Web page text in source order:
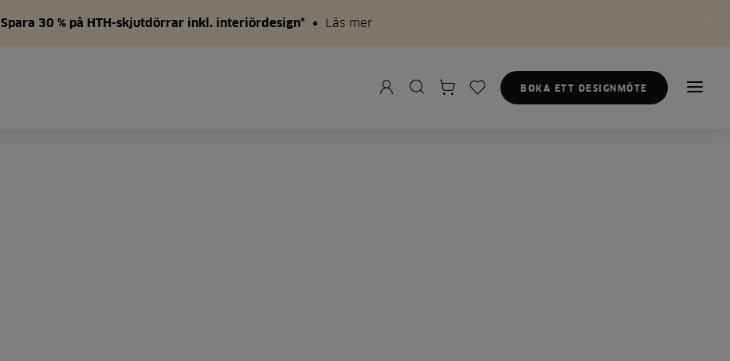
Spara 30 % på HTH-skjutdörrar inkl. interiördesign* Läs mer
BOKA ETT DESIGNMÖTE